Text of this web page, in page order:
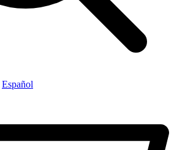
Español